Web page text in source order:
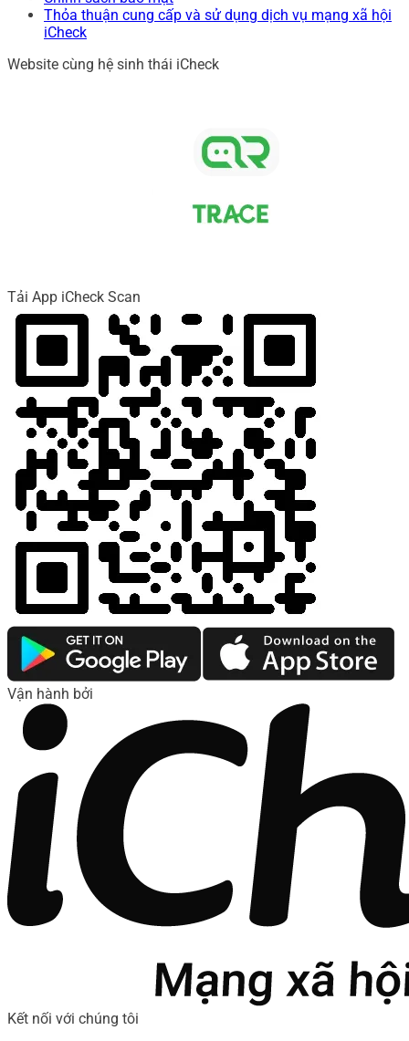
Thỏa thuận cung cấp và sử dụng dịch vụ mạng xã hội
iCheck
Website cùng hệ sinh thái iCheck
Tải App iCheck Scan
Vận hành bởi
Kết nối với chúng tôi